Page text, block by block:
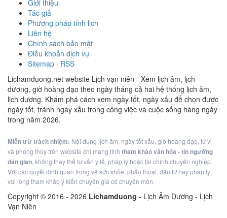
Giới thiệu
Tác giả
Phương pháp tính lịch
Liên hệ
Chính sách bảo mật
Điều khoản dịch vụ
Sitemap · RSS
Lichamduong.net website Lịch vạn niên - Xem lịch âm, lịch
dương, giờ hoàng đạo theo ngày tháng cả hai hệ thống lịch âm,
lịch dương. Khám phá cách xem ngày tốt, ngày xấu để chọn được
ngày tốt, tránh ngày xấu trong công việc và cuộc sống hàng ngày
trong năm 2026.
Miễn trừ trách nhiệm: Nội dung lịch âm, ngày tốt xấu, giờ hoàng đạo, tử vi
và phong thủy trên website chỉ mang tính tham khảo văn hóa - tín ngưỡng
dân gian, không thay thế tư vấn y tế, pháp lý hoặc tài chính chuyên nghiệp.
Với các quyết định quan trọng về sức khỏe, phẫu thuật, đầu tư hay pháp lý,
vui lòng tham khảo ý kiến chuyên gia có chuyên môn.
Copyright © 2016 - 2026 Lichamduong - Lịch Âm Dương - Lịch
Vạn Niên